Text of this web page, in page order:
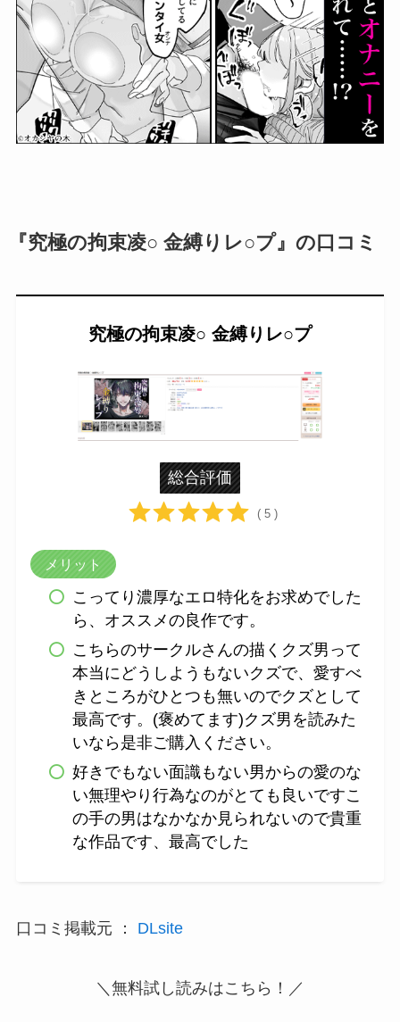
『究極の拘束凌○ 金縛りレ○プ』の口コミ
究極の拘束凌○ 金縛りレ○プ
総合評価
( 5 )
メリット
こってり濃厚なエロ特化をお求めでした
ら、オススメの良作です。
こちらのサークルさんの描くクズ男って
本当にどうしようもないクズで、愛すべ
きところがひとつも無いのでクズとして
最高です。(褒めてます)クズ男を読みた
いなら是非ご購入ください。
好きでもない面識もない男からの愛のな
い無理やり行為なのがとても良いですこ
の手の男はなかなか見られないので貴重
な作品です、最高でした
口コミ掲載元 ： DLsite
＼無料試し読みはこちら！／